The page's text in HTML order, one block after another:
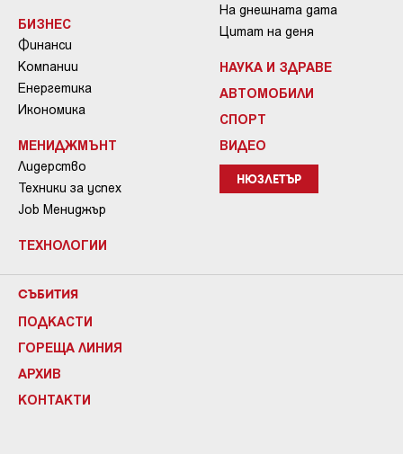
БИЗНЕС
Финанси
Компании
Енергетика
Икономика
МЕНИДЖМЪНТ
Лидерство
Техники за успех
Job Мениджър
ТЕХНОЛОГИИ
На днешната дата
Цитат на деня
НАУКА И ЗДРАВЕ
АВТОМОБИЛИ
СПОРТ
ВИДЕО
НЮЗЛЕТЪР
СЪБИТИЯ
ПОДКАСТИ
ГОРЕЩА ЛИНИЯ
АРХИВ
КОНТАКТИ